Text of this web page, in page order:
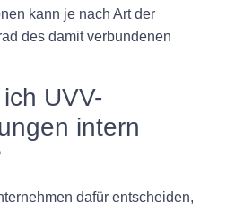
kann je nach Art der
des damit verbundenen
UVV-
intern
dafür entscheiden,